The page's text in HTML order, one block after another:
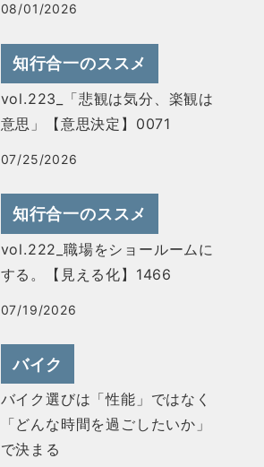
08/01/2026
知行合一のススメ
vol.223_「悲観は気分、楽観は
意思」【意思決定】0071
07/25/2026
知行合一のススメ
vol.222_職場をショールームに
する。【見える化】1466
07/19/2026
バイク
バイク選びは「性能」ではなく
「どんな時間を過ごしたいか」
で決まる